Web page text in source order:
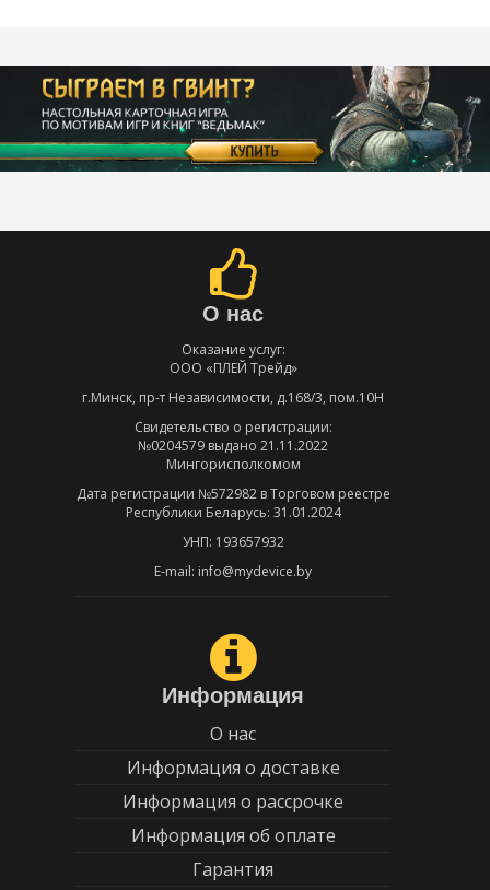
О нас
Оказание услуг:
ООО «ПЛЕЙ Трейд»
г.Минск, пр-т Независимости, д.168/3, пом.10Н
Свидетельство о регистрации:
№0204579 выдано 21.11.2022
Мингорисполкомом
Дата регистрации №572982 в Торговом реестре
Республики Беларусь: 31.01.2024
УНП: 193657932
E-mail: info@mydevice.by
Информация
О нас
Информация о доставке
Информация о рассрочке
Информация об оплате
Гарантия